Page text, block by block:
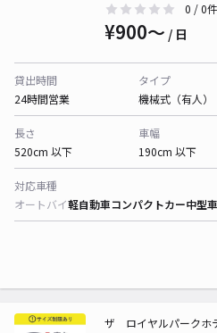
0 / 0件
¥900〜 / 日
貸出時間
24時間営業
タイプ
機械式（有人）
長さ
520cm 以下
車幅
190cm 以下
対応車種
オートバイ軽自動車コンパクトカー中型車
ザ ロイヤルパークホ